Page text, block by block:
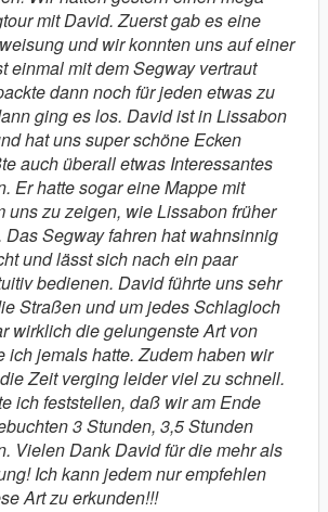
mit David. Zuerst gab es eine
und wir konnten uns auf einer
einmal mit dem Segway vertraut
dann noch für jeden etwas zu
ging es los. David ist in Lissabon
hat uns super schöne Ecken
auch überall etwas Interessantes
Er hatte sogar eine Mappe mit
uns zu zeigen, wie Lissabon früher
Segway fahren hat wahnsinnig
und lässt sich nach ein paar
bedienen. David führte uns sehr
Straßen und um jedes Schlagloch
wirklich die gelungenste Art von
ich jemals hatte. Zudem haben wir
Zeit verging leider viel zu schnell.
ich feststellen, daß wir am Ende
3 Stunden, 3,5 Stunden
Vielen Dank David für die mehr als
Ich kann jedem nur empfehlen
Art zu erkunden!!!